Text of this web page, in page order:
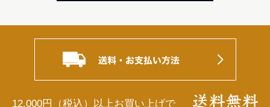
12,000円（税込）以上お買い上げで